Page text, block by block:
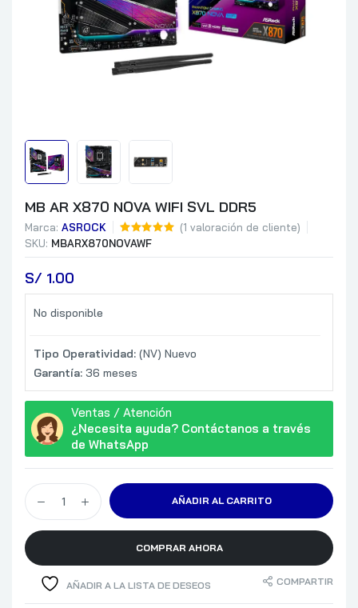
MB AR X870 NOVA WIFI SVL DDR5
Marca: ASROCK (1 valoración de cliente)
SKU: MBARX870NOVAWF
S/ 1.00
No disponible
Tipo Operatividad: (NV) Nuevo
Garantía: 36 meses
Ventas / Atención
¿Necesita ayuda? Contáctanos a través
de WhatsApp
AÑADIR AL CARRITO
COMPRAR AHORA
AÑADIR A LA LISTA DE DESEOS COMPARTIR